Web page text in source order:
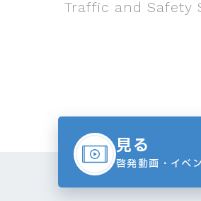
Traffic and Safety
見る
啓発動画・イベ